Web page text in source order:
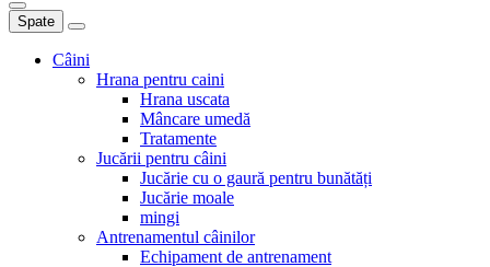
Spate
Câini
Hrana pentru caini
Hrana uscata
Mâncare umedă
Tratamente
Jucării pentru câini
Jucărie cu o gaură pentru bunătăți
Jucărie moale
mingi
Antrenamentul câinilor
Echipament de antrenament